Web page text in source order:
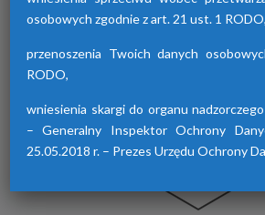
osobowych zgodnie z art. 21 ust. 1 RODO,
przenoszenia Twoich danych
RODO,
wniesienia skargi do organu
– Generalny Inspektor Ochrony
25.05.2018 r. – Prezes Urzędu Ochrony